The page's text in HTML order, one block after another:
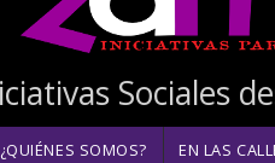
Sociales
¿QUIÉNES SOMOS? EN LAS